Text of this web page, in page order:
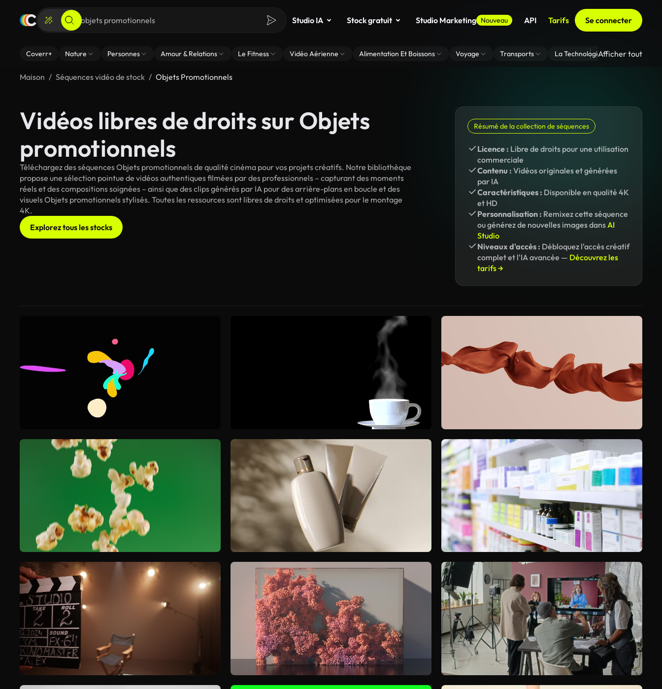
Studio IA Stock gratuit Studio Marketing Nouveau API Tarifs Se connecter
Coverr+ Nature Personnes Amour & Relations Le Fitness Vidéo Aérienne Alimentation Et Boissons Voyage Transports La Technologie Zoom En
Afficher tout
Maison Séquences vidéo de stock Objets Promotionnels
Vidéos libres de droits sur Objets
promotionnels
Téléchargez des séquences Objets promotionnels de qualité cinéma pour vos projets créatifs. Notre bibliothèque
propose une sélection pointue de vidéos authentiques filmées par des professionnels – capturant des moments
réels et des compositions soignées – ainsi que des clips générés par IA pour des arrière-plans en boucle et des
visuels Objets promotionnels stylisés. Toutes les ressources sont libres de droits et optimisées pour le montage
4K.
Explorez tous les stocks
Résumé de la collection de séquences
Licence : Libre de droits pour une utilisation
commerciale
Contenu : Vidéos originales et générées
par IA
Caractéristiques : Disponible en qualité 4K
et HD
Personnalisation : Remixez cette séquence
ou générez de nouvelles images dansAI
Studio
Niveaux d'accès : Débloquez l'accès créatif
complet et l'IA avancée — Découvrez les
tarifs →